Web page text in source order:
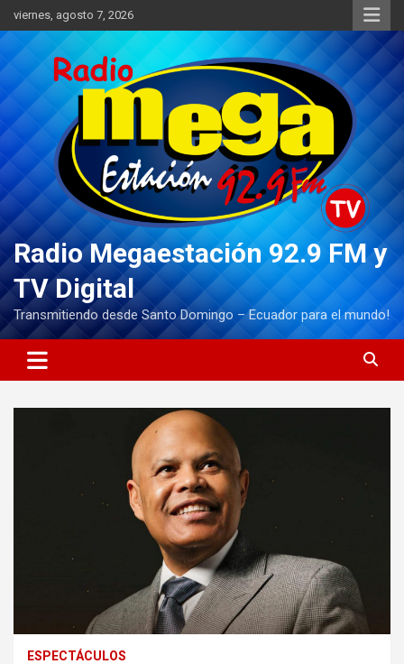
Saltar
al
contenido
viernes, agosto 7, 2026
Radio Megaestación 92.9 FM y
TV Digital
Transmitiendo desde Santo Domingo – Ecuador para el mundo!
ESPECTÁCULOS